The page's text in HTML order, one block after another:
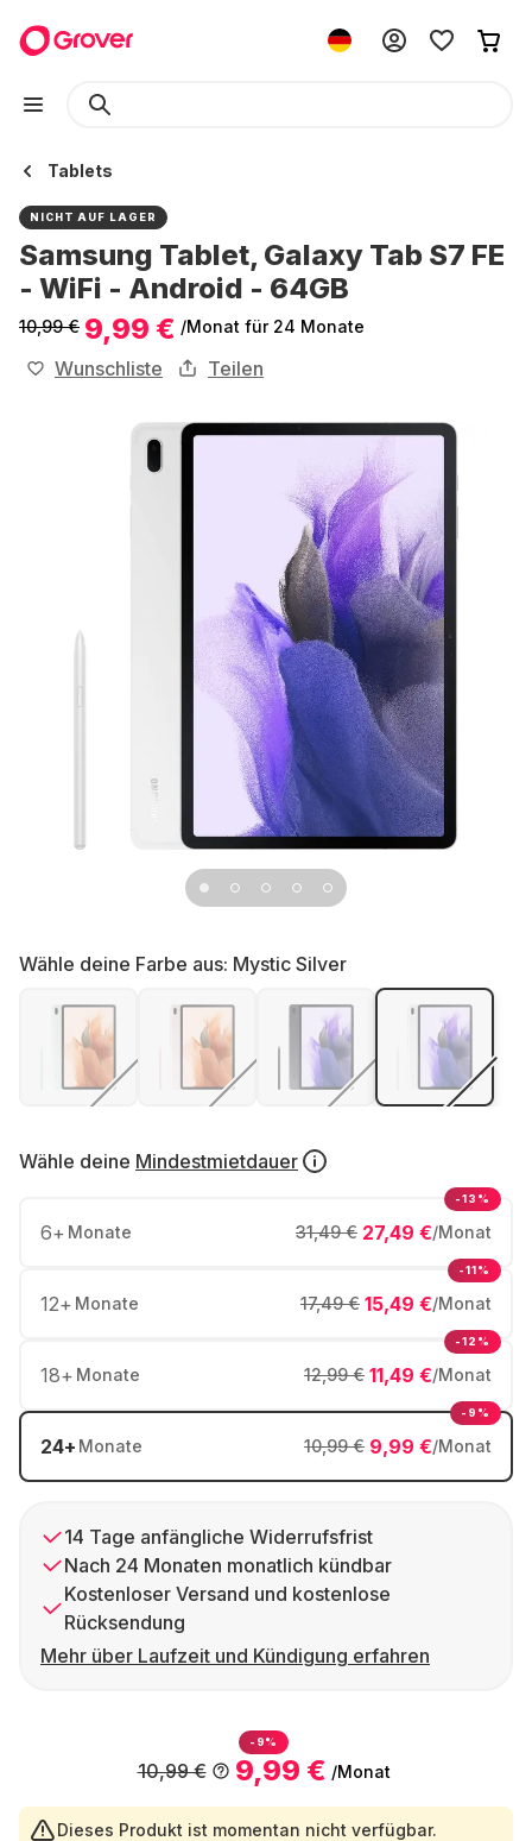
Tablets
NICHT AUF LAGER
Samsung Tablet, Galaxy Tab S7 FE
- WiFi - Android - 64GB
10,99 € 9,99 € /Monat für 24 Monate
Wunschliste Teilen
Wähle deine Farbe aus: Mystic Silver
Wähle deine Mindestmietdauer
6+ Monate 27,49 €/Monat
31,49 €
-13%
12+ Monate 15,49 €/Monat
17,49 €
-11%
18+ Monate 11,49 €/Monat
12,99 €
-12%
24+ Monate 9,99 €/Monat
10,99 €
-9%
14 Tage anfängliche Widerrufsfrist
Nach 24 Monaten monatlich kündbar
Kostenloser Versand und kostenlose
Rücksendung
Mehr über Laufzeit und Kündigung erfahren
-9%
9,99 € /Monat
10,99 €
Dieses Produkt ist momentan nicht verfügbar.